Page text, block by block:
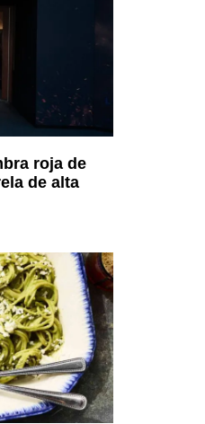
roja de
de alta